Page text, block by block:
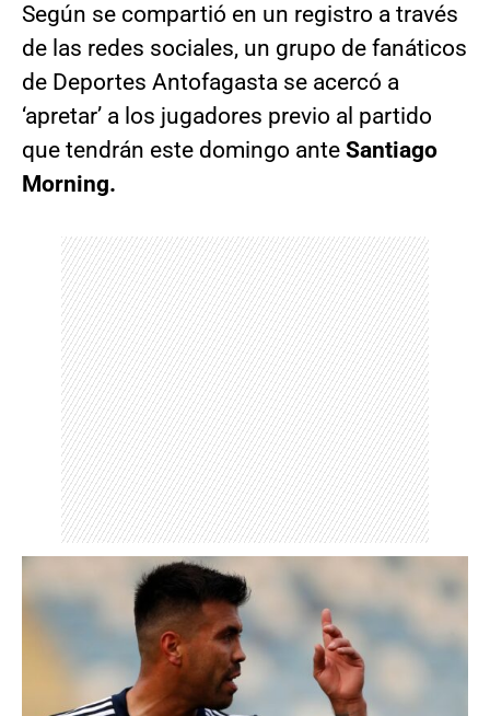
Según se compartió en un registro a través
de las redes sociales, un grupo de fanáticos
de Deportes Antofagasta se acercó a
‘apretar’ a los jugadores previo al partido
que tendrán este domingo ante Santiago
Morning.